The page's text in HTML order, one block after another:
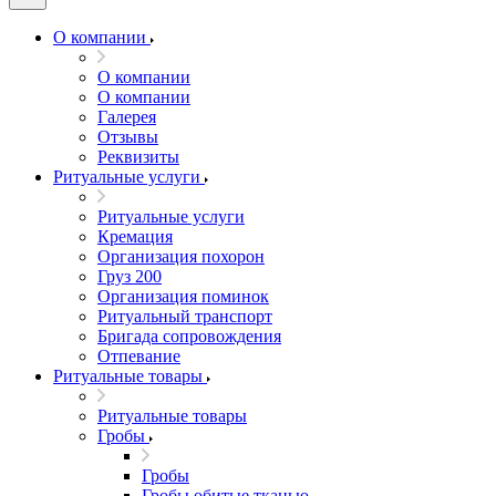
О компании
О компании
О компании
Галерея
Отзывы
Реквизиты
Ритуальные услуги
Ритуальные услуги
Кремация
Организация похорон
Груз 200
Организация поминок
Ритуальный транспорт
Бригада сопровождения
Отпевание
Ритуальные товары
Ритуальные товары
Гробы
Гробы